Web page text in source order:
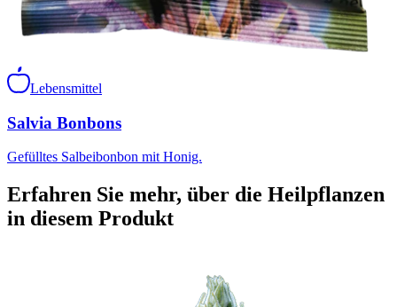
Lebensmittel
Salvia Bonbons
Gefülltes Salbeibonbon mit Honig.
Erfahren Sie mehr, über die Heilpflanzen
in diesem Produkt